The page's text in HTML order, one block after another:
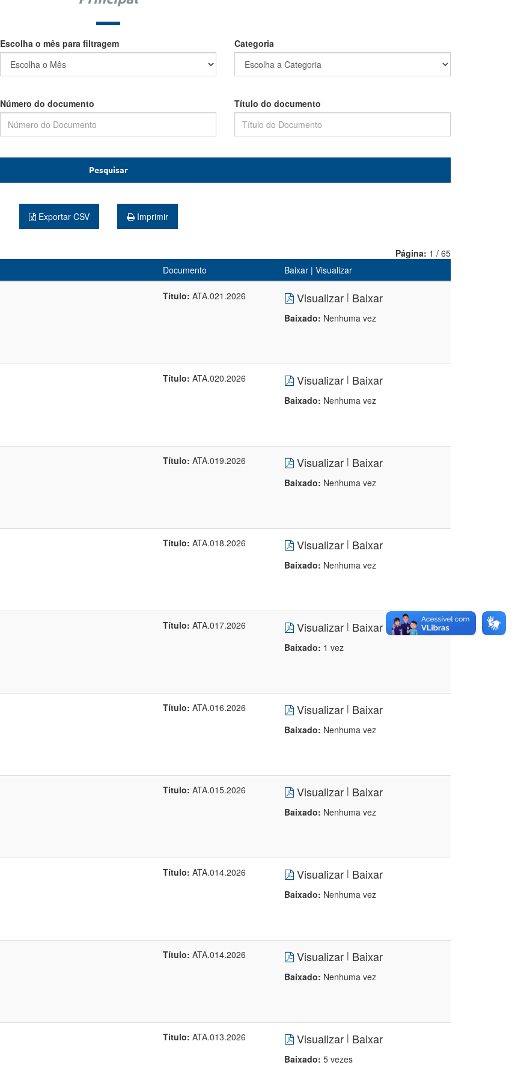
Escolha o mês para filtragem Categoria
Número do documento Título do documento
Pesquisar
Exportar CSV Imprimir
Página: 1 / 65
Documento Baixar | Visualizar
Título: ATA.021.2026 Visualizar | Baixar
Baixado: Nenhuma vez
Título: ATA.020.2026 Visualizar | Baixar
Baixado: Nenhuma vez
Título: ATA.019.2026 Visualizar | Baixar
Baixado: Nenhuma vez
Título: ATA.018.2026 Visualizar | Baixar
Baixado: Nenhuma vez
Título: ATA.017.2026 Visualizar | Baixar
Baixado: 1 vez
Título: ATA.016.2026 Visualizar | Baixar
Baixado: Nenhuma vez
Título: ATA.015.2026 Visualizar | Baixar
Baixado: Nenhuma vez
Título: ATA.014.2026 Visualizar | Baixar
Baixado: Nenhuma vez
Título: ATA.014.2026 Visualizar | Baixar
Baixado: Nenhuma vez
Título: ATA.013.2026 Visualizar | Baixar
Baixado: 5 vezes